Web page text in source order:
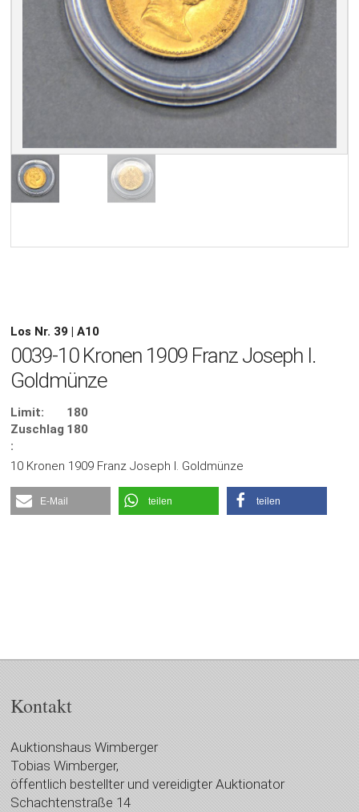
Los Nr. 39 | A10
0039-10 Kronen 1909 Franz Joseph I.
Goldmünze
Limit:
180
Zuschlag
:
180
10 Kronen 1909 Franz Joseph I. Goldmünze
E-Mail teilen teilen
Kontakt
Auktionshaus Wimberger
Tobias Wimberger,
öffentlich bestellter und vereidigter Auktionator
Schachtenstraße 14